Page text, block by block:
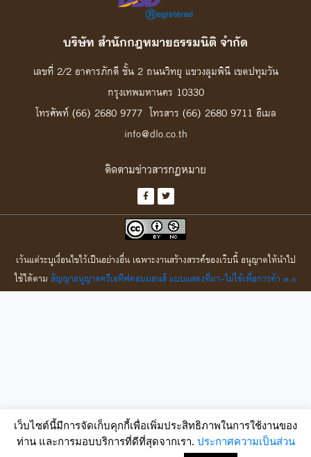
บริษัท สํานักกฎหมายธรรมนิติ จํากัด
เลขที่ 2/2 อาคารภักดี ชั้น 2 ถนนวิทยุ แขวงลุมพินี เขตปทุมวัน
กรุงเทพมหานคร 10330
โทรศัพท์ (66) 2680 9777 โทรสาร (66) 2680 9711 อีเมล
info@dlo.co.th
ติดตามข่าวสารกฎหมาย
เว้นแต่ระบุเงื่อนไขไว้เป็นอย่างอื่น เฉพาะงานสร้างสรรค์ของเว็บนี้ อนุญาตให้นำไป
ใช้ได้ตาม สัญญาอนุญาตครีเอทีฟคอมมอนส์ แบบแสดงที่มา-ไม่ใช้เพื่อการค้า ๓.๐
เว็บไซต์นี้มีการจัดเก็บคุกกี้เพื่อเพิ่มประสิทธิภาพในการใช้งานของ
ท่าน และการมอบบริการที่ดีที่สุดจากเรา. ประกาศความเป็นส่วน